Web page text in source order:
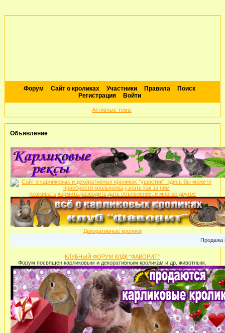
Форум Сайт о кроликах Участники Правила
Поиск
Регистрация
Войти
Активные темы
Объявление
Декоративные кролики
Продажа
КЛУБНЫЙ ФОРУМ КЛДК "ФАВОРИТ"
Форум посвящен карликовым и декоративным кроликам и др. животным.